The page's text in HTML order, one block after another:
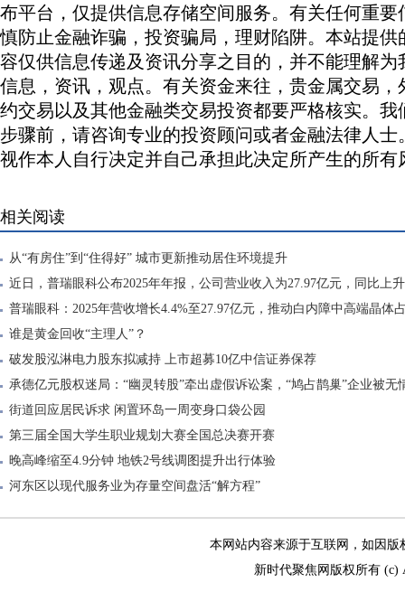
布平台，仅提供信息存储空间服务。有关任何重
慎防止金融诈骗，投资骗局，理财陷阱。本站提
容仅供信息传递及资讯分享之目的，并不能理解
信息，资讯，观点。有关资金来往，贵金属交易
约交易以及其他金融类交易投资都要严格核实。
步骤前，请咨询专业的投资顾问或者金融法律人
视作本人自行决定并自己承担此决定所产生的所有
相关阅读
从“有房住”到“住得好” 城市更新推动居住环境提升
近日，普瑞眼科公布2025年年报，公司营业收入为27.97亿元，同比上
同
普瑞眼科：2025年营收增长4.4%至27.97亿元，推动白内障中高端晶体
谁是黄金回收“主理人”？
破发股泓淋电力股东拟减持 上市超募10亿中信证券保荐
承德亿元股权迷局：“幽灵转股”牵出虚假诉讼案，“鸠占鹊巢”企业被无
街道回应居民诉求 闲置环岛一周变身口袋公园
第三届全国大学生职业规划大赛全国总决赛开赛
晚高峰缩至4.9分钟 地铁2号线调图提升出行体验
河东区以现代服务业为存量空间盘活“解方程”
本网站内容来源于互联网，如因版
新时代聚焦网版权所有 (c)